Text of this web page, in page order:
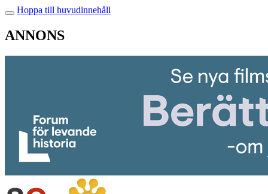
Hoppa till huvudinnehåll
ANNONS